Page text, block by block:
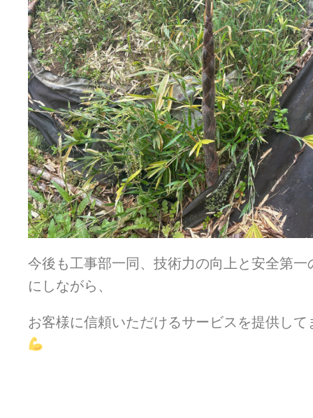
今後も工事部一同、技術力の向上と安全第一
にしながら、
お客様に信頼いただけるサービスを提供して